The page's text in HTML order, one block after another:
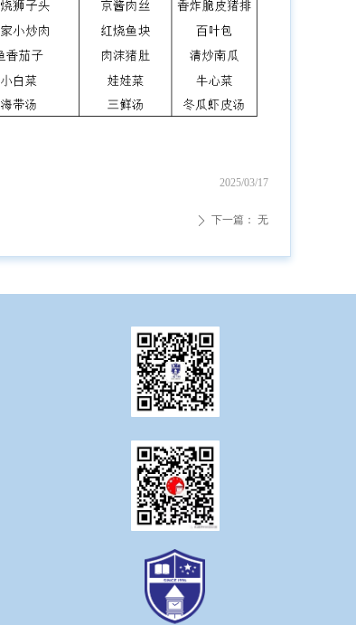
2025/03/17
ꄲ 下一篇： 无